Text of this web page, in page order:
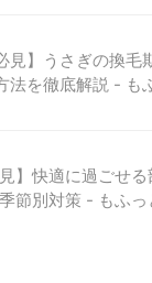
見】うさぎの換毛
法を徹底解説 - も
】快適に過ごせ
節別対策 - もふ